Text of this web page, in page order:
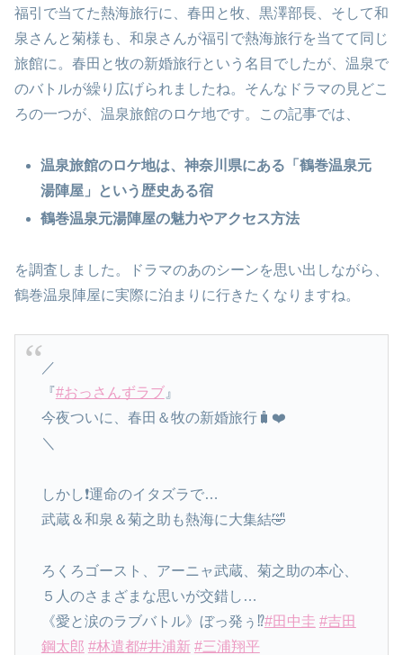
福引で当てた熱海旅行に、春田と牧、黒澤部長、そして和
泉さんと菊様も、和泉さんが福引で熱海旅行を当てて同じ
旅館に。春田と牧の新婚旅行という名目でしたが、温泉で
のバトルが繰り広げられましたね。そんなドラマの見どこ
ろの一つが、温泉旅館のロケ地です。この記事では、
温泉旅館のロケ地は、神奈川県にある「鶴巻温泉元
湯陣屋」という歴史ある宿
鶴巻温泉元湯陣屋の魅力やアクセス方法
を調査しました。ドラマのあのシーンを思い出しながら、
鶴巻温泉陣屋に実際に泊まりに行きたくなりますね。
／
『#おっさんずラブ』
今夜ついに、春田＆牧の新婚旅行🧳❤️
＼
しかし❗️運命のイタズラで…
武蔵＆和泉＆菊之助も熱海に大集結🤣
ろくろゴースト、アーニャ武蔵、菊之助の本心、
５人のさまざまな思いが交錯し…
《愛と涙のラブバトル》ぼっ発ぅ⁉️#田中圭 #吉田
鋼太郎 #林遣都#井浦新 #三浦翔平